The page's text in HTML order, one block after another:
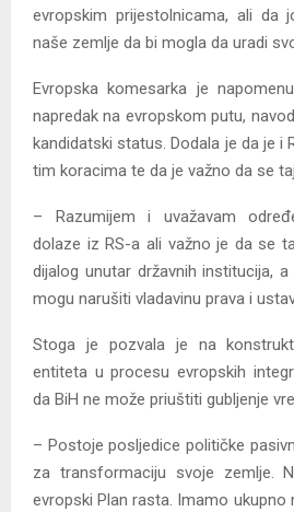
evropskim prijestolnicama, ali da
naše zemlje da bi mogla da uradi
Evropska komesarka je
napredak na evropskom putu,
kandidatski status. Dodala je da je i
tim koracima te da je važno da se
– Razumijem i uvažavam
dolaze iz RS-a ali važno je da se
dijalog unutar državnih institucija,
mogu narušiti vladavinu prava i
Stoga je pozvala je na
entiteta u procesu evropskih
da BiH ne može priuštiti gubljenje
– Postoje posljedice političke
za transformaciju svoje zemlje.
evropski Plan rasta. Imamo ukupno